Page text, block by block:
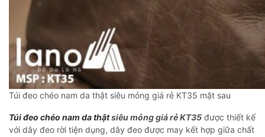
Túi đeo chéo nam da thật siêu mỏng giá rẻ KT35 mặt sau
Túi đeo chéo nam da thậtsiêu mỏng giá rẻ KT35 được thiết kế
với dây đeo rời tiện dụng, dây đeo được may kết hợp giữa chất